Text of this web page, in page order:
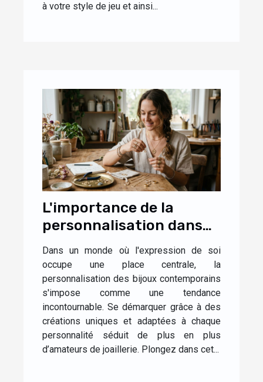
à votre style de jeu et ainsi...
L'importance de la
personnalisation dans
les bijoux
contemporains
Dans un monde où l'expression de soi
occupe une place centrale, la
personnalisation des bijoux contemporains
s'impose comme une tendance
incontournable. Se démarquer grâce à des
créations uniques et adaptées à chaque
personnalité séduit de plus en plus
d’amateurs de joaillerie. Plongez dans cet...